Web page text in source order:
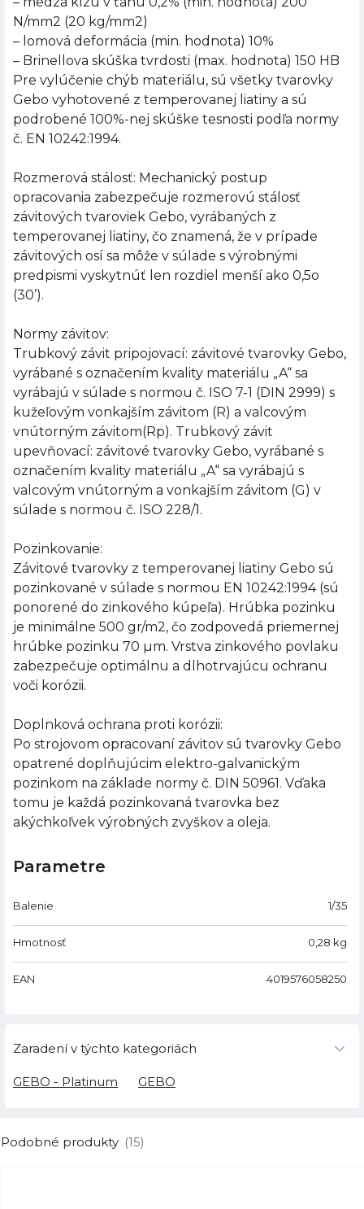
N/mm2 (20 kg/mm2)
– lomová deformácia (min. hodnota) 10%
– Brinellova skúška tvrdosti (max. hodnota) 150 HB
Pre vylúčenie chýb materiálu, sú všetky tvarovky
Gebo vyhotovené z temperovanej liatiny a sú
podrobené 100%-nej skúške tesnosti podľa normy
č. EN 10242:1994.
Rozmerová stálosť: Mechanický postup
opracovania zabezpečuje rozmerovú stálosť
závitových tvaroviek Gebo, vyrábaných z
temperovanej liatiny, čo znamená, že v prípade
závitových osí sa môže v súlade s výrobnými
predpismi vyskytnúť len rozdiel menší ako 0,5o
(30’).
Normy závitov:
Trubkový závit pripojovací: závitové tvarovky Gebo,
vyrábané s označením kvality materiálu „A“ sa
vyrábajú v súlade s normou č. ISO 7-1 (DIN 2999) s
kužeľovým vonkajším závitom (R) a valcovým
vnútorným závitom(Rp). Trubkový závit
upevňovací: závitové tvarovky Gebo, vyrábané s
označením kvality materiálu „A“ sa vyrábajú s
valcovým vnútorným a vonkajším závitom (G) v
súlade s normou č. ISO 228/1.
Pozinkovanie:
Závitové tvarovky z temperovanej liatiny Gebo sú
pozinkované v súlade s normou EN 10242:1994 (sú
ponorené do zinkového kúpeľa). Hrúbka pozinku
je minimálne 500 gr/m2, čo zodpovedá priemernej
hrúbke pozinku 70 µm. Vrstva zinkového povlaku
zabezpečuje optimálnu a dlhotrvajúcu ochranu
voči korózii.
Doplnková ochrana proti korózii:
Po strojovom opracovaní závitov sú tvarovky Gebo
opatrené doplňujúcim elektro-galvanickým
pozinkom na základe normy č. DIN 50961. Vďaka
tomu je každá pozinkovaná tvarovka bez
akýchkoľvek výrobných zvyškov a oleja.
Parametre
Balenie 1/35
Hmotnosť 0,28 kg
EAN 4019576058250
Zaradení v týchto kategoriách
GEBO - Platinum GEBO
Podobné produkty (15)